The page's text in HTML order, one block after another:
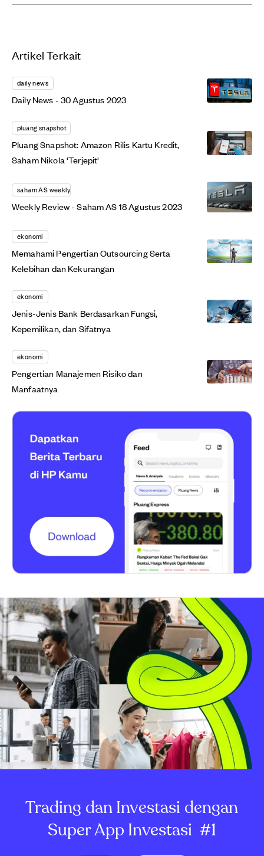
Artikel Terkait
daily news
Daily News - 30 Agustus 2023
pluang snapshot
Pluang Snapshot: Amazon Rilis Kartu Kredit,
Saham Nikola 'Terjepit'
saham AS weekly
Weekly Review - Saham AS 18 Agustus 2023
ekonomi
Memahami Pengertian Outsourcing Serta
Kelebihan dan Kekurangan
ekonomi
Jenis-Jenis Bank Berdasarkan Fungsi,
Kepemilikan, dan Sifatnya
ekonomi
Pengertian Manajemen Risiko dan
Manfaatnya
Trading dan Investasi dengan
Super App Investasi #1